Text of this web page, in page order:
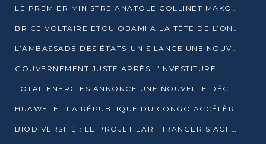
LE PREMIER MINISTRE ANATOLE COLLINET MAKOSSO DÉMISSIONNE AVEC SON GOUVERNEMENT
BRICE VOLTAIRE ETOU OBAMI À LA TÊTE DE L’ONEC-C POUR TROIS ANS
L’AMBASSADE DES ÉTATS-UNIS LANCE UNE NOUVELLE COHORTE DU PROGRAMME ACCESS MICRO-SCHOLARSHIP
GOUVERNEMENT JUSTE APRÈS L’INVESTITURE
TOTAL ENERGIES ANNONCE UNE NOUVELLE DÉCOUVERTE D’HYDROCARBURES SUR LE PERMIS MOHO AU LARGE DU CONGO
HUAWEI ET LA RÉPUBLIQUE DU CONGO ACCÉLÈRENT LEUR PARTENARIAT
BIODIVERSITÉ : LE PROJET EARTHRANGER S’ACHÈVE, MAIS LES DÉFIS DEMEURENT